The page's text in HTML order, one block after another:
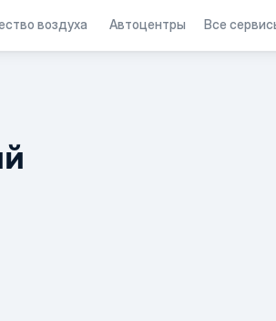
воздуха Автоцентры Все